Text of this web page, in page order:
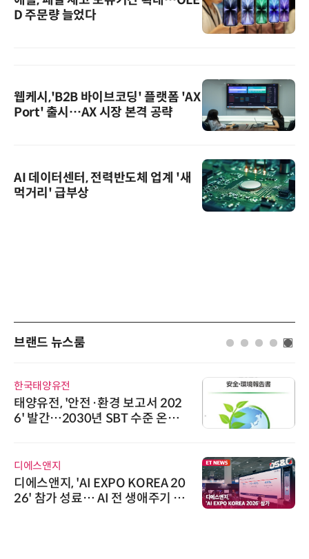
D 주문량 늘었다
웹케시,'B2B 바이브코딩' 플랫폼 'AX
Port' 출시…AX 시장 본격 공략
AI 데이터센터, 전력반도체 업계 '새
먹거리' 급부상
브랜드 뉴스룸
한국태양유전
태양유전, '안전·환경 보고서 202
6' 발간…2030년 SBT 수준 온실
디에스앤지
디에스앤지, 'AI EXPO KOREA 20
26' 참가 성료… AI 전 생애주기 아